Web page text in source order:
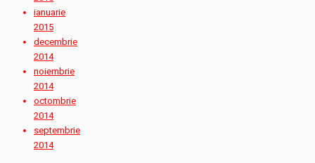
ianuarie
2015
decembrie
2014
noiembrie
2014
octombrie
2014
septembrie
2014